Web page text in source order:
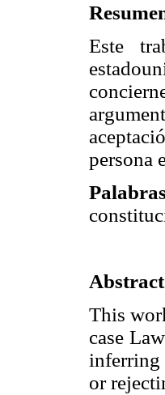
Este
persona
Abstract
This
case
inferring
or